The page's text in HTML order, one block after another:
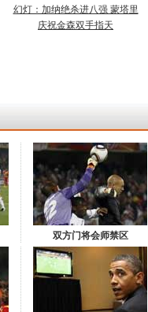
幻灯：加纳绝杀进八强 蒙塔里
庆祝金森双手指天
双方门将会师禁区